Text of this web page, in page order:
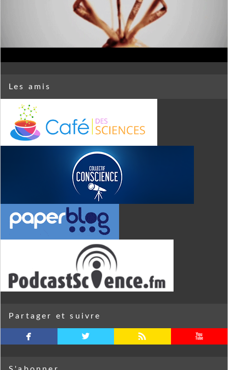
Les amis
Partager et suivre
facebook twitterbird rss youtube